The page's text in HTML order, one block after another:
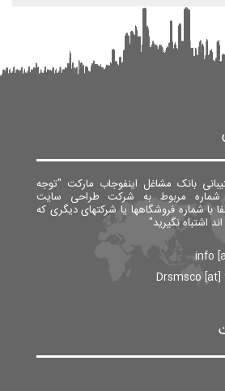
بانک مشاغل اینفوجاب مارکت "توجه
شماره مربوط به شرکت طراحی سایت
با شماره فروشگاهها یا شرکتهای دیگری که
اشتباه نگیرید"
info
Drsmsco